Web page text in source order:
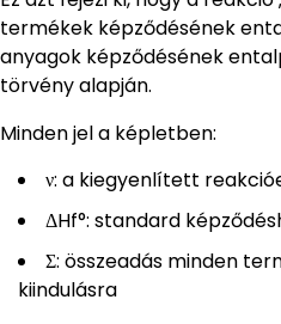
termékek képződésének
anyagok képződésének
törvény alapján.
Minden jel a képletben:
ν: a kiegyenlített
ΔHf°: standard
Σ: összeadás minden
kiindulásra